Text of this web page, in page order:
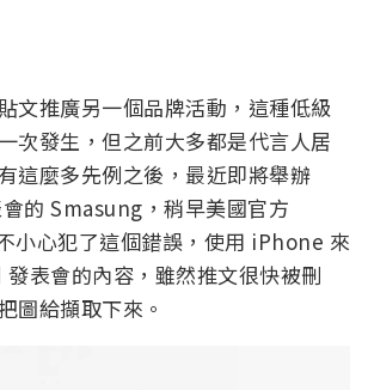
文推廣另一個品牌活動，這種低級
次發生，但之前大多都是代言人居
這麼多先例之後，最近即將舉辦
的 Smasung，稍早美國官方
小心犯了這個錯誤，使用 iPhone 來
表會的內容，雖然推文很快被刪
圖給擷取下來。